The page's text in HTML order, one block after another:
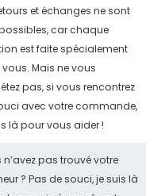
et échanges ne sont
car chaque
est faite spécialement
Mais ne vous
pas, si vous rencontrez
avec votre commande,
là pour vous aider !
n’avez pas trouvé votre
? Pas de souci, je suis là